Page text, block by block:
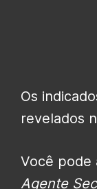
Os
revelados
Você pode
Agente